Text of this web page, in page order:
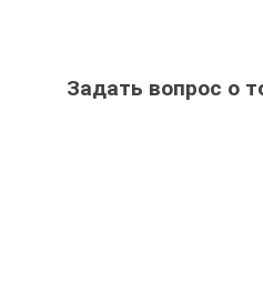
Задать вопрос о